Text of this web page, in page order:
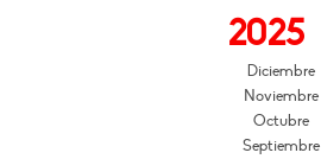
2025
Diciembre
Noviembre
Octubre
Septiembre